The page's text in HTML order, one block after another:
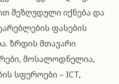
შეზღუდული იქნება და
ფასების
ზრდის მთავარი
მოსალოდნელია,
სფეროები – ICT,